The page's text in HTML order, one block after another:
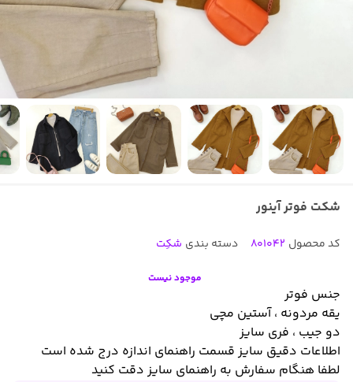
شکت فوتر آینور
کد محصول 801042 دسته بندی شکِت
موجود نیست
جنس فوتر
یقه مردونه ، آستین مچی
دو جیب ، فری سایز
اطلاعات دقیق سایز قسمت راهنمای اندازه درج شده است
لطفا هنگام سفارش به راهنمای سایز دقت کنید